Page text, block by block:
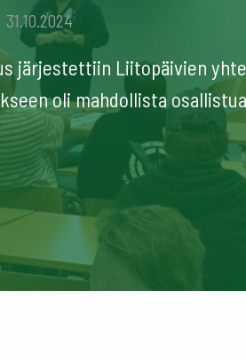
31.10.2024
järjestettiin Liitopäivien
oli mahdollista